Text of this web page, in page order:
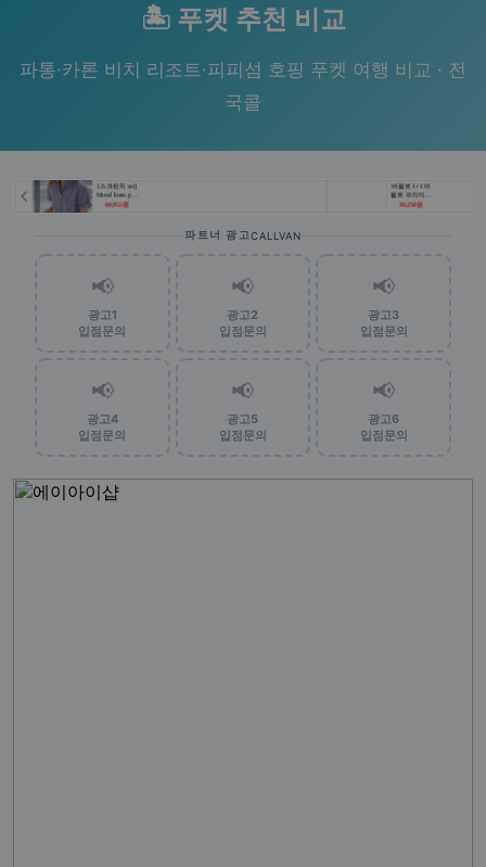
🏝️ 푸켓 추천 비교
파통·카론 비치 리조트·피피섬 호핑 푸켓 여행 비교 · 전
국콜
파트너 광고CALLVAN
📢
광고1
입점문의
📢
광고2
입점문의
📢
광고3
입점문의
📢
광고4
입점문의
📢
광고5
입점문의
📢
광고6
입점문의